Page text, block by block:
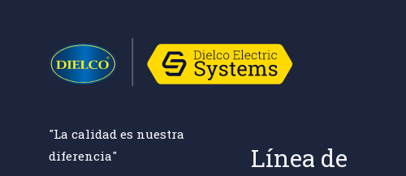
"La calidad es nuestra
diferencia"
Línea de